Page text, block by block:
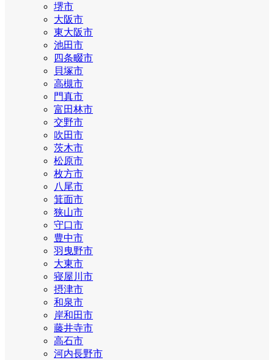
堺市
大阪市
東大阪市
池田市
四条畷市
貝塚市
高槻市
門真市
富田林市
交野市
吹田市
茨木市
松原市
枚方市
八尾市
箕面市
狭山市
守口市
豊中市
羽曳野市
大東市
寝屋川市
摂津市
和泉市
岸和田市
藤井寺市
高石市
河内長野市